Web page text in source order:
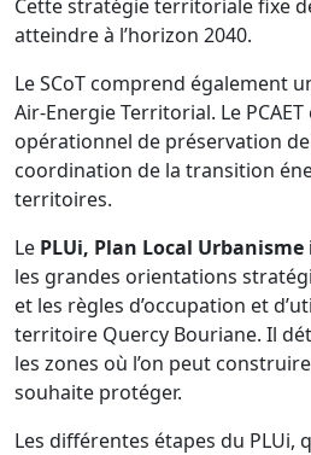
Cette stratégie territoriale fixe
atteindre à l’horizon 2040.
Le SCoT comprend également
Air-Energie Territorial. Le
opérationnel de préservation
coordination de la transition
territoires.
Le PLUi, Plan Local
les grandes orientations
et les règles d’occupation et
territoire Quercy Bouriane. Il
les zones où l’on peut
souhaite protéger.
Les différentes étapes du PLUi,